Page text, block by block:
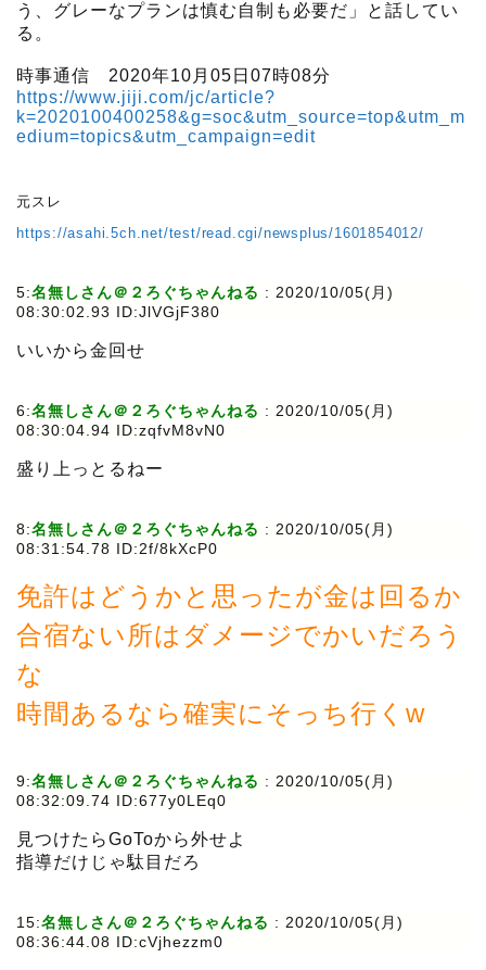
う、グレーなプランは慎む自制も必要だ」と話してい
る。
時事通信 2020年10月05日07時08分
https://www.jiji.com/jc/article?
k=2020100400258&g=soc&utm_source=top&utm_m
edium=topics&utm_campaign=edit
元スレ
https://asahi.5ch.net/test/read.cgi/newsplus/1601854012/
5:名無しさん＠２ろぐちゃんねる : 2020/10/05(月)
08:30:02.93 ID:JlVGjF380
いいから金回せ
6:名無しさん＠２ろぐちゃんねる : 2020/10/05(月)
08:30:04.94 ID:zqfvM8vN0
盛り上っとるねー
8:名無しさん＠２ろぐちゃんねる : 2020/10/05(月)
08:31:54.78 ID:2f/8kXcP0
免許はどうかと思ったが金は回るか
合宿ない所はダメージでかいだろう
な
時間あるなら確実にそっち行くw
9:名無しさん＠２ろぐちゃんねる : 2020/10/05(月)
08:32:09.74 ID:677y0LEq0
見つけたらGoToから外せよ
指導だけじゃ駄目だろ
15:名無しさん＠２ろぐちゃんねる : 2020/10/05(月)
08:36:44.08 ID:cVjhezzm0